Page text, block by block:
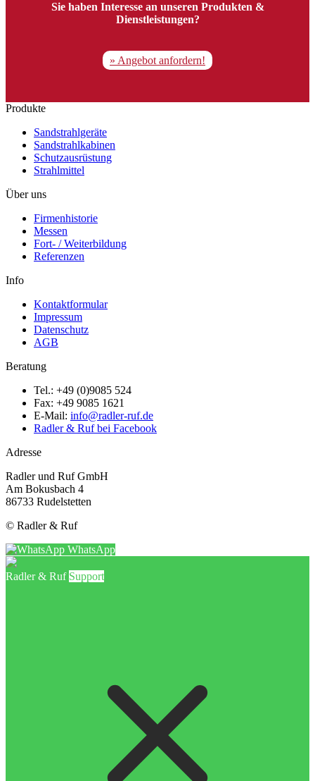
Sie haben Interesse an unseren Produkten &
Dienstleistungen?
» Angebot anfordern!
Produkte
Sandstrahlgeräte
Sandstrahlkabinen
Schutzausrüstung
Strahlmittel
Über uns
Firmenhistorie
Messen
Fort- / Weiterbildung
Referenzen
Info
Kontaktformular
Impressum
Datenschutz
AGB
Beratung
Tel.: +49 (0)9085 524
Fax: +49 9085 1621
E-Mail: info@radler-ruf.de
Radler & Ruf bei Facebook
Adresse
Radler und Ruf GmbH
Am Bokusbach 4
86733 Rudelstetten
© Radler & Ruf
WhatsApp
Radler & Ruf Support